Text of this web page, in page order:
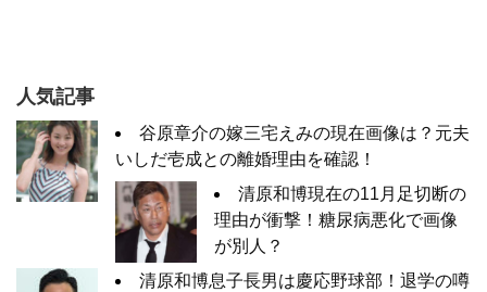
人気記事
谷原章介の嫁三宅えみの現在画像は？元夫
いしだ壱成との離婚理由を確認！
清原和博現在の11月足切断の
理由が衝撃！糖尿病悪化で画像
が別人？
清原和博息子長男は慶応野球部！退学の噂